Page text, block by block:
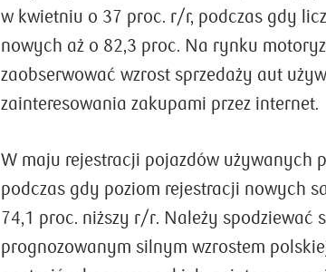
w kwietniu o 37 proc. r/r, podczas gdy
nowych aż o 82,3 proc. Na rynku
zaobserwować wzrost sprzedaży aut
zainteresowania zakupami przez internet.
W maju rejestracji pojazdów używanych
podczas gdy poziom rejestracji nowych
74,1 proc. niższy r/r. Należy spodziewać
prognozowanym silnym wzrostem